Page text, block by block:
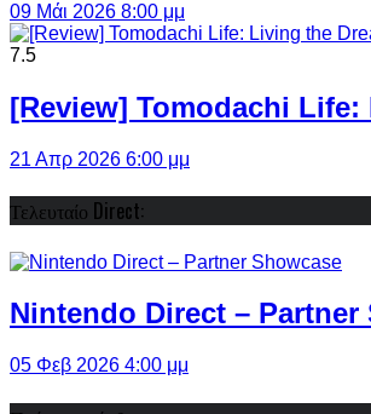
09 Μάι 2026 8:00 μμ
7.5
[Review] Tomodachi
21 Απρ 2026 6:00 μμ
Τελευταίο Direct:
Nintendo Direct – Partner
05 Φεβ 2026 4:00 μμ